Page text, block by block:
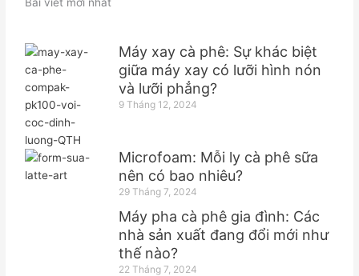
e
o
o
k
-
f
t
e
d
i
n
Máy xay cà phê: Sự khác biệt
giữa máy xay có lưỡi hình nón
và lưỡi phẳng?
9 Tháng 12, 2024
Microfoam: Mỗi ly cà phê sữa
nên có bao nhiêu?
29 Tháng 7, 2024
Máy pha cà phê gia đình: Các
nhà sản xuất đang đổi mới như
thế nào?
22 Tháng 7, 2024